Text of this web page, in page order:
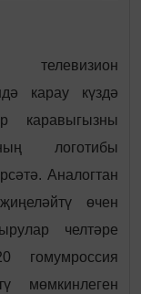
карау күздә
каравыгызны
логотибы
Аналогтан
өчен
челтәре
гомумроссия
мөмкинлеген